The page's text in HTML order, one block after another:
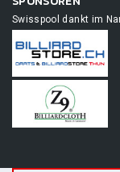
Swisspool dankt im